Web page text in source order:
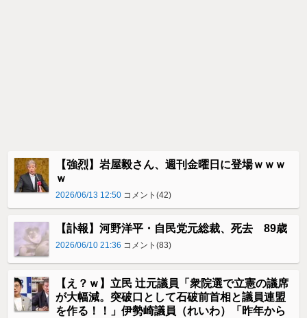
【強烈】岩屋毅さん、週刊金曜日に登場ｗｗｗ
ｗ
2026/06/13 12:50 コメント(42)
【訃報】河野洋平・自民党元総裁、死去 89歳
2026/06/10 21:36 コメント(83)
【え？ｗ】立民 辻元議員「衆院選で立憲の議席
が大幅減。突破口として石破前首相と議員連盟
を作る！！」伊勢崎議員（れいわ）「昨年から